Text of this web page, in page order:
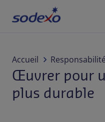
À propos de nous
Services & Marques
Accueil
Œuvrer pour
plus durable